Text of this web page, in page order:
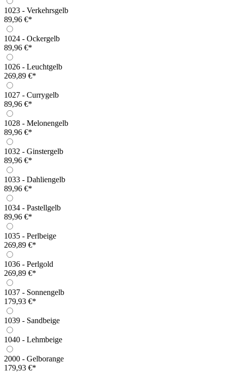
1023 - Verkehrsgelb
89,96 €*
1024 - Ockergelb
89,96 €*
1026 - Leuchtgelb
269,89 €*
1027 - Currygelb
89,96 €*
1028 - Melonengelb
89,96 €*
1032 - Ginstergelb
89,96 €*
1033 - Dahliengelb
89,96 €*
1034 - Pastellgelb
89,96 €*
1035 - Perlbeige
269,89 €*
1036 - Perlgold
269,89 €*
1037 - Sonnengelb
179,93 €*
1039 - Sandbeige
1040 - Lehmbeige
2000 - Gelborange
179,93 €*